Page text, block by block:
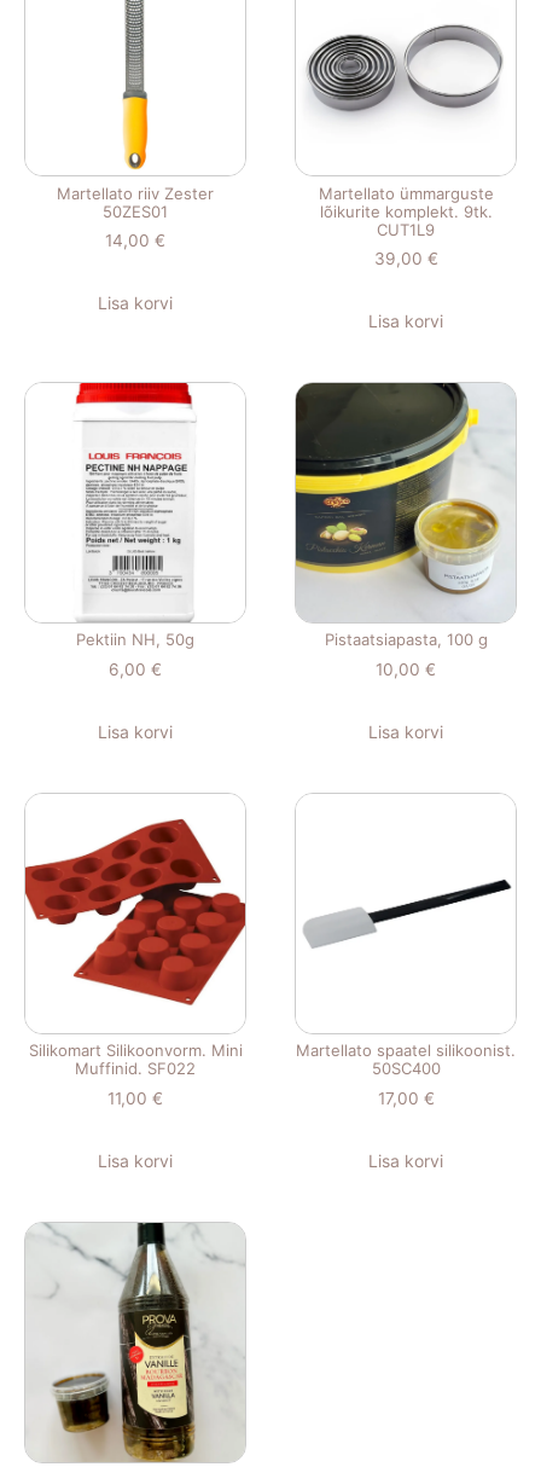
Martellato riiv Zester
50ZES01
14,00 €
Lisa korvi
Martellato ümmarguste
lõikurite komplekt. 9tk.
CUT1L9
39,00 €
Lisa korvi
Pektiin NH, 50g
6,00 €
Lisa korvi
Pistaatsiapasta, 100 g
10,00 €
Lisa korvi
Silikomart Silikoonvorm. Mini
Muffinid. SF022
11,00 €
Lisa korvi
Martellato spaatel silikoonist.
50SC400
17,00 €
Lisa korvi